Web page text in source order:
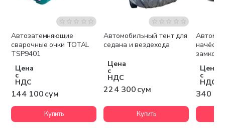
Автозатемняющие
сварочные очки TOTAL
TSP9401
Цена
с
НДС
144 100 сум
Купить
Автомобильный тент для
седана и вездехода
Цена
с
НДС
224 300 сум
Купить
замком
Цена
с
НДС
340